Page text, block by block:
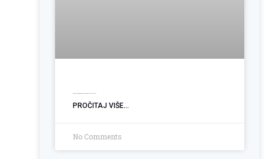
PROČITAJ VIŠE...
No Comments